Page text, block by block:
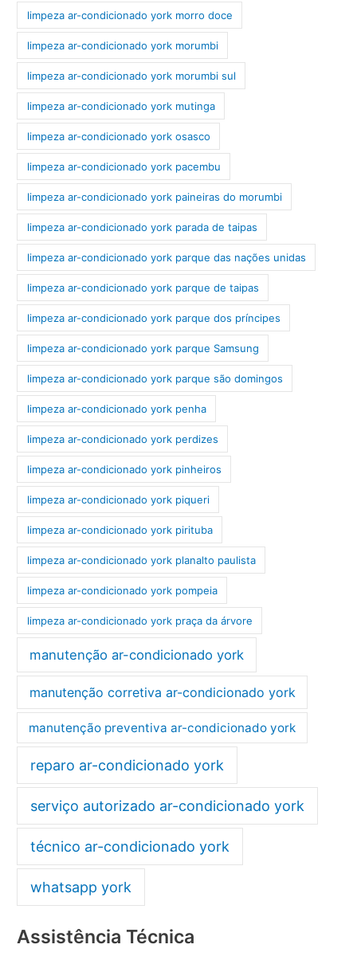
limpeza ar-condicionado york morro doce
limpeza ar-condicionado york morumbi
limpeza ar-condicionado york morumbi sul
limpeza ar-condicionado york mutinga
limpeza ar-condicionado york osasco
limpeza ar-condicionado york pacembu
limpeza ar-condicionado york paineiras do morumbi
limpeza ar-condicionado york parada de taipas
limpeza ar-condicionado york parque das nações unidas
limpeza ar-condicionado york parque de taipas
limpeza ar-condicionado york parque dos príncipes
limpeza ar-condicionado york parque Samsung
limpeza ar-condicionado york parque são domingos
limpeza ar-condicionado york penha
limpeza ar-condicionado york perdizes
limpeza ar-condicionado york pinheiros
limpeza ar-condicionado york piqueri
limpeza ar-condicionado york pirituba
limpeza ar-condicionado york planalto paulista
limpeza ar-condicionado york pompeia
limpeza ar-condicionado york praça da árvore
manutenção ar-condicionado york
manutenção corretiva ar-condicionado york
manutenção preventiva ar-condicionado york
reparo ar-condicionado york
serviço autorizado ar-condicionado york
técnico ar-condicionado york
whatsapp york
Assistência Técnica